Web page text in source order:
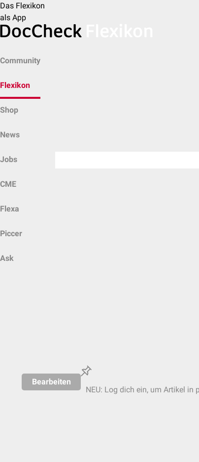
Das Flexikon
als App
Community
Flexikon
Shop
News
Jobs
CME
Flexa
Piccer
Ask
Bearbeiten
NEU: Log dich ein, um Artikel in